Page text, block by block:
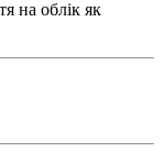
на облік як